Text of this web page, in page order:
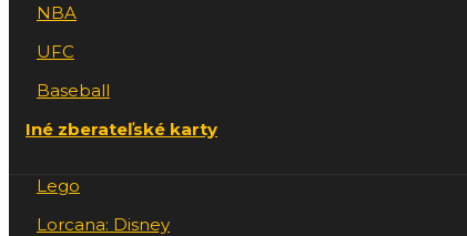
NBA
UFC
Baseball
Iné zberateľské karty
Lego
Lorcana: Disney